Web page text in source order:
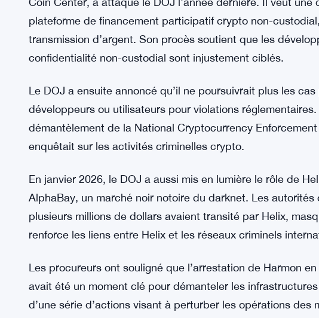
L’affaire s’inscrit dans une répression plus large sur les
confidentialité. Tornado Cash a aussi été sanctionné ces
cryptos disent que ces services offrent des protections
Et ça bouge du côté réglementaire. Michael Lewellen,
Coin Center, a attaqué le DOJ l’année dernière. Il veut
plateforme de financement participatif crypto non-custodial,
confidentialité non-custodial sont injustement ciblés.
Le DOJ a ensuite annoncé qu’il ne poursuivrait plus les
développeurs ou utilisateurs pour violations réglementaires.
enquêtait sur les activités criminelles crypto.
En janvier 2026, le DOJ a aussi mis en lumière le rôle de